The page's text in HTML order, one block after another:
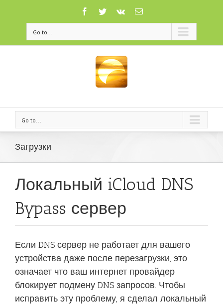
Go to...
Go to...
Загрузки
Локальный iCloud DNS
Bypass сервер
Если DNS сервер не работает для вашего
устройства даже после перезагрузки, это
означает что ваш интернет провайдер
блокирует подмену DNS запросов. Чтобы
исправить эту проблему, я сделал локальный